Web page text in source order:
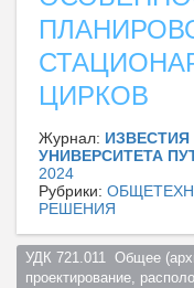
ЦИРКОВ
Журнал: ИЗВЕСТИЯ
УНИВЕРСИТЕТА
2024
Рубрики:
РЕШЕНИЯ
УДК 721.011  Общее
проектирование,